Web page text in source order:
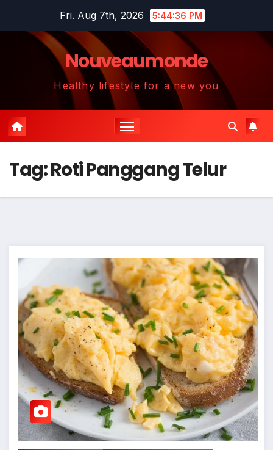
Fri. Aug 7th, 2026 5:44:36 PM
Nouveaumonde
Healthy lifestyle for a new you
Tag:Roti Panggang Telur